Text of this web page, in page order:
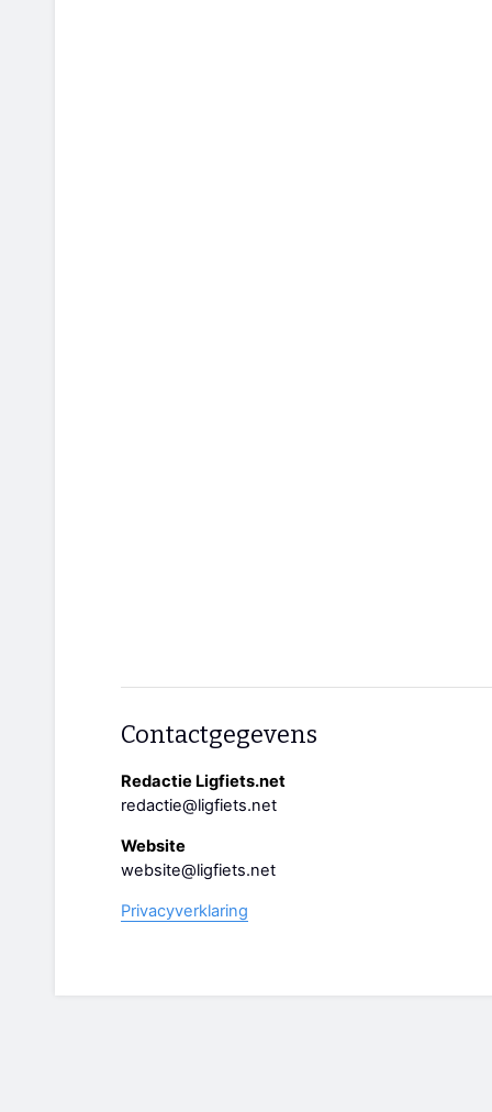
Contactgegevens
Redactie Ligfiets.net
redactie@ligfiets.net
Website
website@ligfiets.net
Privacyverklaring